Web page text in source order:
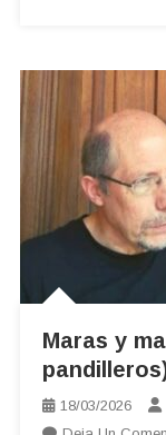
Maras y
18/03/2026